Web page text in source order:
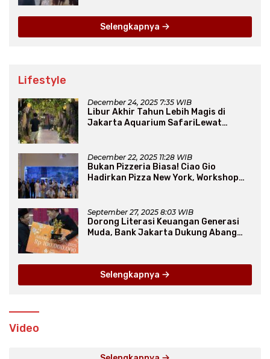
Selengkapnya
Lifestyle
December 24, 2025 7:35 WIB
Libur Akhir Tahun Lebih Magis di
Jakarta Aquarium SafariLewat
December 22, 2025 11:28 WIB
Bukan Pizzeria Biasa! Ciao Gio
Hadirkan Pizza New York, Workshop
September 27, 2025 8:03 WIB
Dorong Literasi Keuangan Generasi
Muda, Bank Jakarta Dukung Abang
Selengkapnya
Video